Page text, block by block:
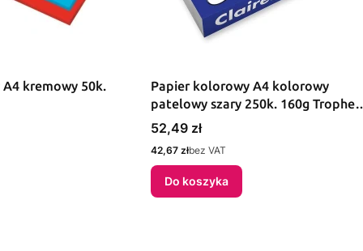
kremowy 50k.
Papier kolorowy A4 kolorowy
patelowy szary 250k. 160g Trophee
(xca41009)
Cena
52,49 zł
Cena
42,67 złbez VAT
Do koszyka